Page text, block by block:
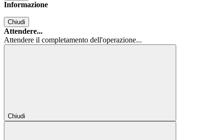
Informazione
Chiudi
Attendere...
Attendere il completamento dell'operazione...
Chiudi